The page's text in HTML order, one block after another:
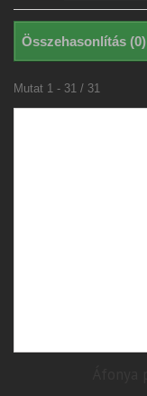
Összehasonlítás (0)
Mutat 1 - 31 / 31